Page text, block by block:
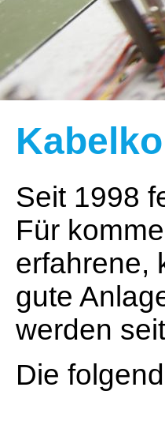
Seit 1998
Für
erfahrene,
gute
werden
Die